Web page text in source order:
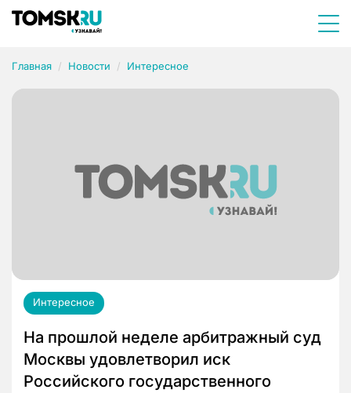
Главная Новости Интересное
Интересное
На прошлой неделе арбитражный суд
Москвы удовлетворил иск
Российского государственного